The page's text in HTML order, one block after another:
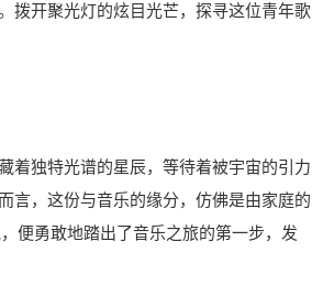
拨开聚光灯的炫目光芒，探寻这位青年歌
着独特光谱的星辰，等待着被宇宙的引力
言，这份与音乐的缘分，仿佛是由家庭的
便勇敢地踏出了音乐之旅的第一步，发